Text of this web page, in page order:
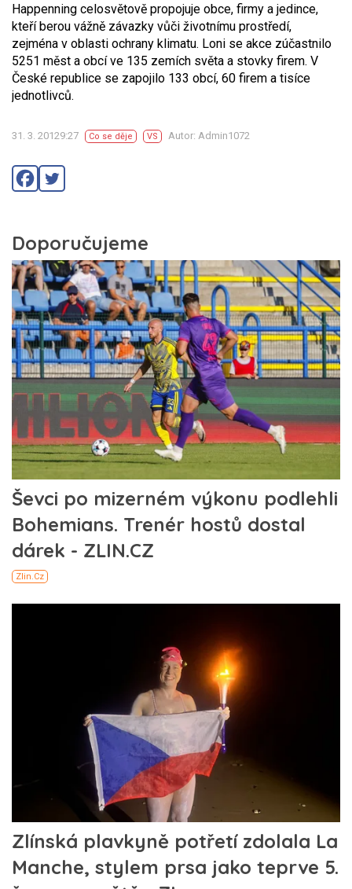
Happenning celosvětově propojuje obce, firmy a jedince,
kteří berou vážně závazky vůči životnímu prostředí,
zejména v oblasti ochrany klimatu. Loni se akce zúčastnilo
5251 měst a obcí ve 135 zemích světa a stovky firem. V
České republice se zapojilo 133 obcí, 60 firem a tisíce
jednotlivců.
31. 3. 20129:27 Co se děje VS Autor: Admin1072